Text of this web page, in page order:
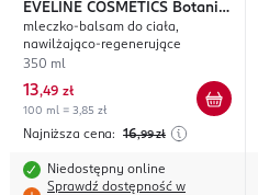
EVELINE COSMETICS Botanic
Expert
mleczko-balsam do ciała,
nawilżająco-regenerujące
350 ml
13,49 zł
100 ml = 3,85 zł
Najniższa cena: 16,99 zł
Niedostępny online
Sprawdź dostępność w